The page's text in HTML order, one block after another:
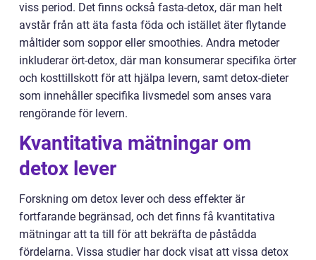
viss period. Det finns också fasta-detox, där man helt
avstår från att äta fasta föda och istället äter flytande
måltider som soppor eller smoothies. Andra metoder
inkluderar ört-detox, där man konsumerar specifika örter
och kosttillskott för att hjälpa levern, samt detox-dieter
som innehåller specifika livsmedel som anses vara
rengörande för levern.
Kvantitativa mätningar om
detox lever
Forskning om detox lever och dess effekter är
fortfarande begränsad, och det finns få kvantitativa
mätningar att ta till för att bekräfta de påstådda
fördelarna. Vissa studier har dock visat att vissa detox